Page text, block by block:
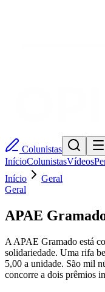
Colunistas
InícioColunistasVídeos
Início
Geral
Geral
APAE
A APAE Gramado está
solidariedade. Uma rifa
5,00 a unidade. São mil
concorre a dois prêmios